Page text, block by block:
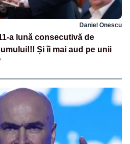
Daniel Onescu
a lună consecutivă de
Și îi mai aud pe unii